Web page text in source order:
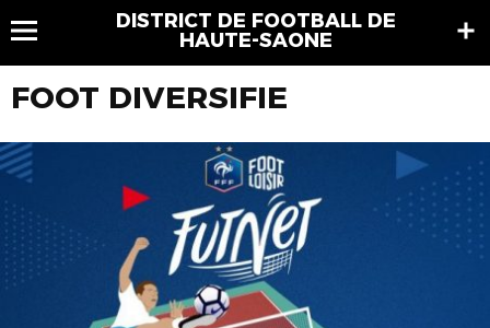
DISTRICT DE FOOTBALL DE
HAUTE-SAONE
FOOT DIVERSIFIE